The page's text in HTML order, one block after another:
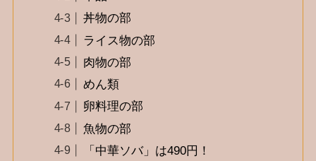
丼物の部
ライス物の部
肉物の部
めん類
卵料理の部
魚物の部
「中華ソバ」は490円！